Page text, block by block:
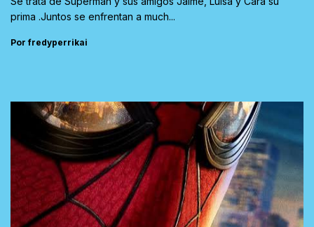
prima .Juntos se enfrentan a much...
Por fredyperrikai